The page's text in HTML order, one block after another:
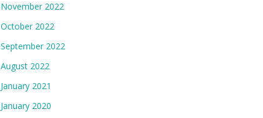
November 2022
October 2022
September 2022
August 2022
January 2021
January 2020